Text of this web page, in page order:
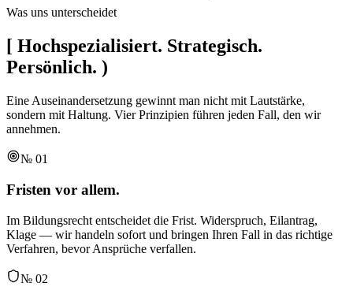
Was uns unterscheidet
[ Hochspezialisiert. Strategisch.
Persönlich. )
Eine Auseinandersetzung gewinnt man nicht mit Lautstärke,
sondern mit Haltung. Vier Prinzipien führen jeden Fall, den wir
annehmen.
№ 01
Fristen vor allem.
Im Bildungsrecht entscheidet die Frist. Widerspruch, Eilantrag,
Klage — wir handeln sofort und bringen Ihren Fall in das richtige
Verfahren, bevor Ansprüche verfallen.
№ 02